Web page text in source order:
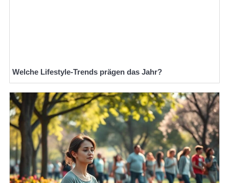
Welche Lifestyle-Trends prägen das Jahr?